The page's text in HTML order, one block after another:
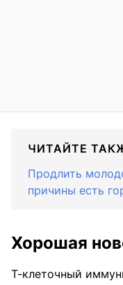
ЧИТАЙТЕ
Продлить
причины есть
Хорошая
Т-клеточный